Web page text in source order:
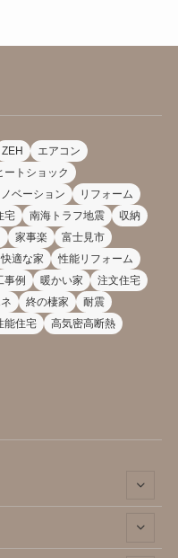
ZEH
エアコン
ートショック
ノベーション
リフォーム
宅 南海トラフ地震
収納
家事楽
富士見市
快適な家
性能リフォーム
事例 暖かい家
注文住宅
終の棲家
耐震
能住宅
高気密高断熱